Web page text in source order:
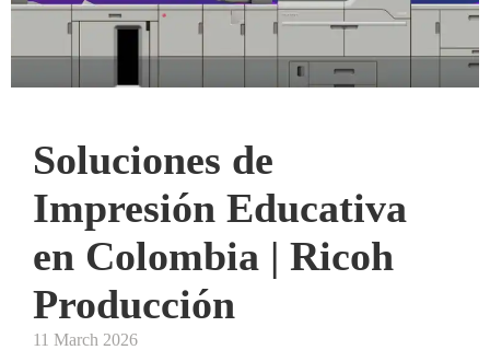
Soluciones de
Impresión Educativa
en Colombia | Ricoh
Producción
11 March 2026